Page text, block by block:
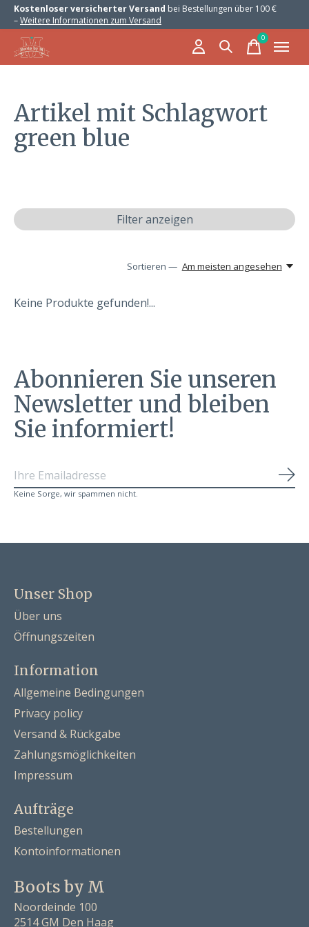
Kostenloser versicherter Versand bei Bestellungen über 100 €
–Weitere Informationen zum Versand
0items
Artikel mit Schlagwort
green blue
Filter anzeigen
Sortieren — Am meisten angesehen
Keine Produkte gefunden!...
Abonnieren Sie unseren
Newsletter und bleiben
Sie informiert!
Keine Sorge, wir spammen nicht.
Unser Shop
Über uns
Öffnungszeiten
Information
Allgemeine Bedingungen
Privacy policy
Versand & Rückgabe
Zahlungsmöglichkeiten
Impressum
Aufträge
Bestellungen
Kontoinformationen
Boots by M
Noordeinde 100
2514 GM Den Haag